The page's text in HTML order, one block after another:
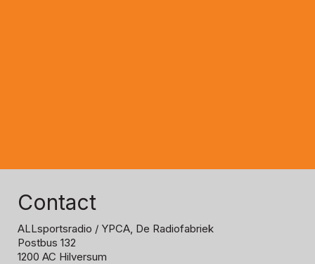
Contact
ALLsportsradio / YPCA, De Radiofabriek
Postbus 132
1200 AC Hilversum